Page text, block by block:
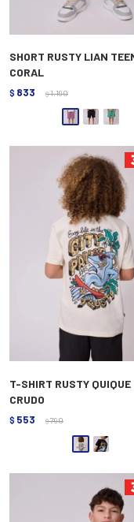
SHORT RUSTY LIAN
CORAL
$ 833 $ 1.190
T-SHIRT RUSTY
CRUDO
$ 553 $ 790